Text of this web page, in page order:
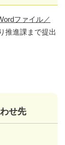
ファイル／
推進課まで提出
せ先